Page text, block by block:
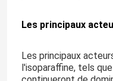
Les principaux
Les principaux
l'isoparaffine, tels